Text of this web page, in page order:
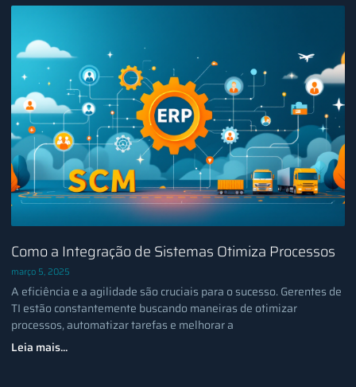
Como a Integração de Sistemas Otimiza Processos
março 5, 2025
A eficiência e a agilidade são cruciais para o sucesso. Gerentes de
TI estão constantemente buscando maneiras de otimizar
processos, automatizar tarefas e melhorar a
Leia mais...